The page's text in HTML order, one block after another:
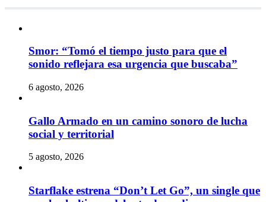
Smor: “Tomó el tiempo justo para que el
sonido reflejara esa urgencia que buscaba”
6 agosto, 2026
Gallo Armado en un camino sonoro de lucha
social y territorial
5 agosto, 2026
Starflake estrena “Don’t Let Go”, un single que